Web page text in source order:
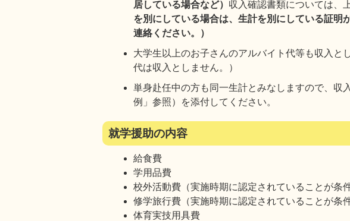
居している場合など） 収入確認書類については、
を別にしている場合は、生計を別にしている証明
連絡ください。）
大学生以上のお子さんのアルバイト代等も収入と
代は収入としません。）
単身赴任中の方も同一生計とみなしますので、収
例」参照）を添付してください。
就学援助の内容
給食費
学用品費
校外活動費（実施時期に認定されていることが条件
修学旅行費（実施時期に認定されていることが条件
体育実技用具費